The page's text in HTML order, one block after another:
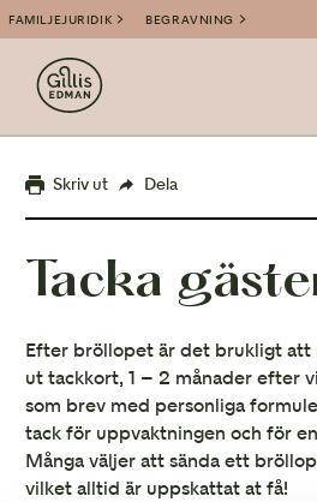
FAMILJEJURIDIK BEGRAVNING
Skriv ut Dela
Tacka
Efter bröllopet är det brukligt att
ut tackkort, 1 – 2 månader efter
som brev med personliga
tack för uppvaktningen och för
Många väljer att sända ett
vilket alltid är uppskattat at få!